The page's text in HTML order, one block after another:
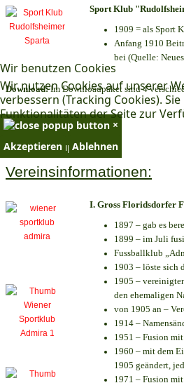
Wir benutzen Cookies
Wir nutzen Cookies auf unserer
verbessern (Tracking Cookies).
Funktionalitäten der Seite zur
Akzeptieren Ablehnen
Sport Klub
1909 = als Sport
Anfang 1910
bei (Quelle:
Download:Im Downloadpaket sind 4
×
×
Vereinsinformationen:
I. Gross Floridsdorfer
1897 – gab es
1899 – im Juli
Fussballklub
1903 – löste sich
1905 –
den ehemaligen
von 1905 an –
1914 –
1951 – Fusion
1960 – mit dem
1905 geändert,
1971 – Fusion